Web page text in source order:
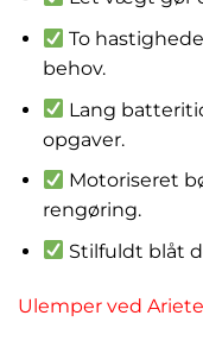
To
behov.
Lang
opgaver.
Motoriseret
rengøring.
Stilfuldt blåt
Ulemper ved